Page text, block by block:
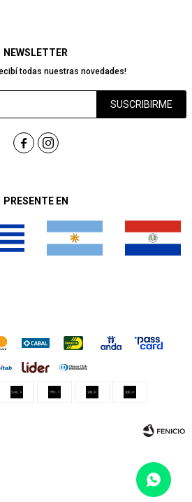
PRESENTE EN
NEWSLETTER
todas nuestras novedades!
SUSCRIBIRME
 